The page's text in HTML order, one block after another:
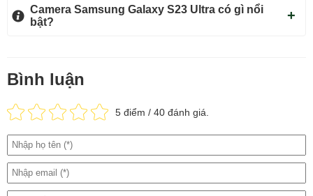
cực mạnh mẽ, mọi thao tác đặc biệt được chạy nền cùng lúc nhiều
ứng dụng mà không gây hiện tượng giật lag.
200MP
Theo đánh giá về S23 Ultra chính hãng của chúng tôi, thì dòng
ống kính chính sở hữu độ phân giải lên tới 200 MP. Khả năng chụp
đêm nổi bật cùng các khung hình góc siêu rộng, điều này sẽ giúp
người dùng sở hữu được các bức ảnh cực nghệ và sở hữu tính
đương đại.
Camera Samsung Galaxy S23 Ultra có gì nổi
bật?
Bình luận
5 điểm / 40 đánh giá.